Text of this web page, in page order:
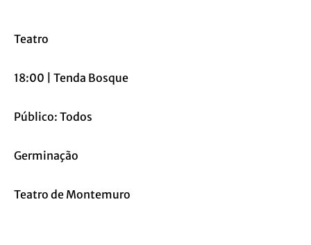
Teatro
18:00 | Tenda Bosque
Público: Todos
Germinação
Teatro de Montemuro